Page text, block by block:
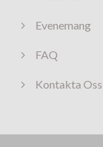
Evenemang
FAQ
Kontakta Oss